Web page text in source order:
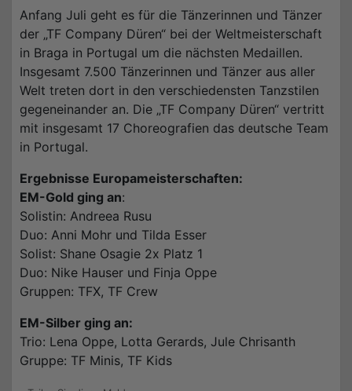
Anfang Juli geht es für die Tänzerinnen und Tänzer
der „TF Company Düren“ bei der Weltmeisterschaft
in Braga in Portugal um die nächsten Medaillen.
Insgesamt 7.500 Tänzerinnen und Tänzer aus aller
Welt treten dort in den verschiedensten Tanzstilen
gegeneinander an. Die „TF Company Düren“ vertritt
mit insgesamt 17 Choreografien das deutsche Team
in Portugal.
Ergebnisse Europameisterschaften:
EM-Gold ging an:
Solistin: Andreea Rusu
Duo: Anni Mohr und Tilda Esser
Solist: Shane Osagie 2x Platz 1
Duo: Nike Hauser und Finja Oppe
Gruppen: TFX, TF Crew
EM-Silber ging an:
Trio: Lena Oppe, Lotta Gerards, Jule Chrisanth
Gruppe: TF Minis, TF Kids